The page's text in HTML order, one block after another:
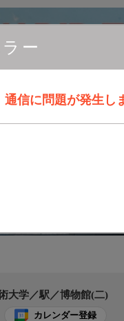
ー
通信に問題が発生し
大学／駅／博物館(二)
カレンダー登録